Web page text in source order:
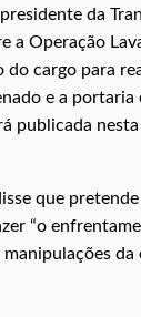
da
a Operação
do cargo para
e a portaria
publicada
que
“o
manipulações da